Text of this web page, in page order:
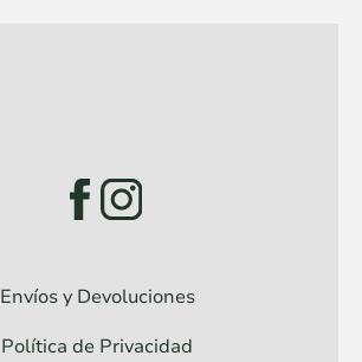
Envíos y Devoluciones
Política de Privacidad